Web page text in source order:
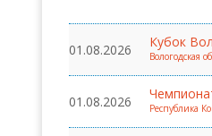
01.08.2026 Кубок
Вологодская
01.08.2026 Республика
Судейские документы